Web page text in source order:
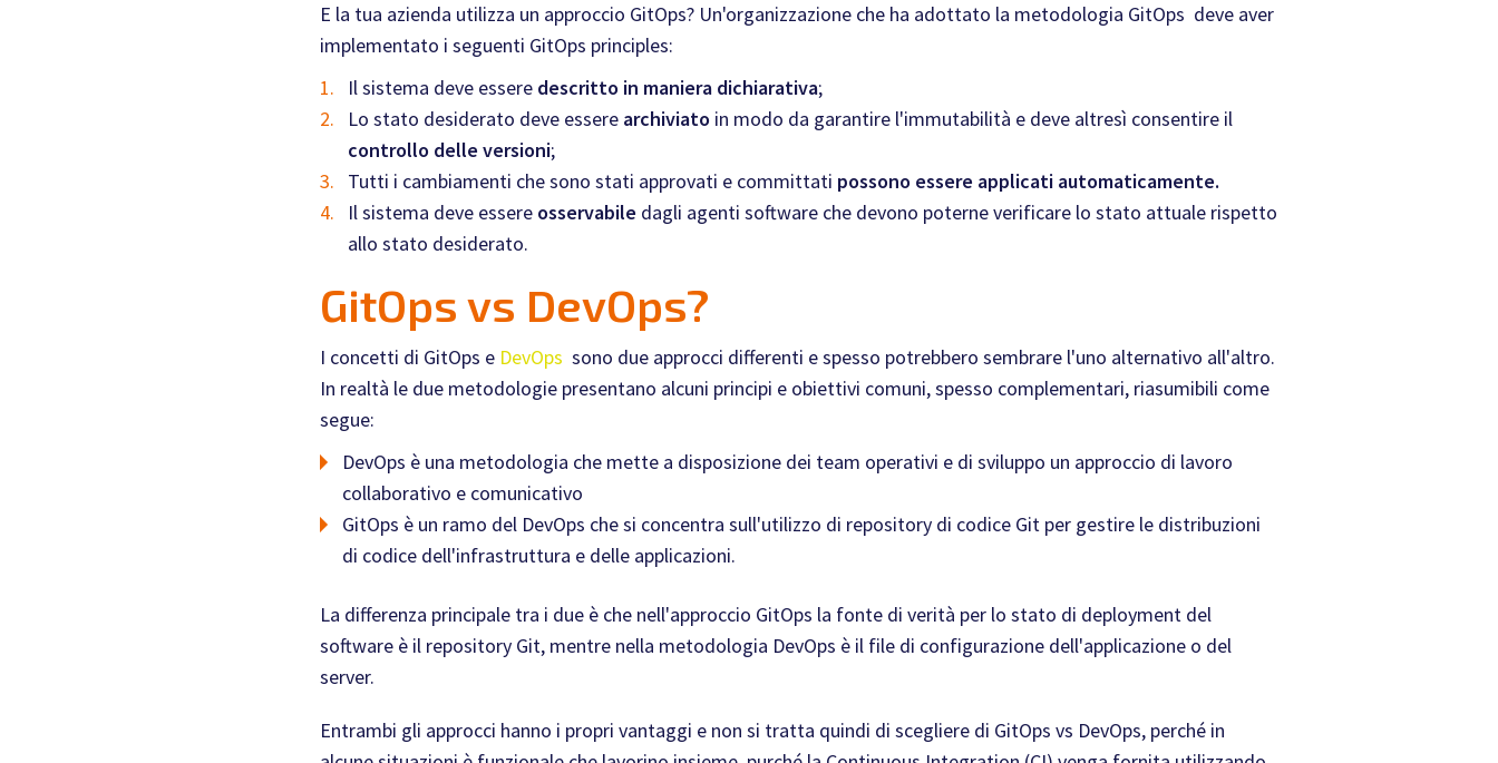
E la tua azienda utilizza un approccio GitOps? Un'organizzazione che ha adottato la metodologia GitOps deve aver
implementato i seguenti GitOps principles:
Il sistema deve essere descritto in maniera dichiarativa;
Lo stato desiderato deve essere archiviato in modo da garantire l'immutabilità e deve altresì consentire il
controllo delle versioni;
Tutti i cambiamenti che sono stati approvati e committati possono essere applicati automaticamente.
Il sistema deve essere osservabile dagli agenti software che devono poterne verificare lo stato attuale rispetto
allo stato desiderato.
GitOps vs DevOps?
I concetti di GitOps e DevOps sono due approcci differenti e spesso potrebbero sembrare l'uno alternativo all'altro.
In realtà le due metodologie presentano alcuni principi e obiettivi comuni, spesso complementari, riasumibili come
segue:
DevOps è una metodologia che mette a disposizione dei team operativi e di sviluppo un approccio di lavoro
collaborativo e comunicativo
GitOps è un ramo del DevOps che si concentra sull'utilizzo di repository di codice Git per gestire le distribuzioni
di codice dell'infrastruttura e delle applicazioni.
La differenza principale tra i due è che nell'approccio GitOps la fonte di verità per lo stato di deployment del
software è il repository Git, mentre nella metodologia DevOps è il file di configurazione dell'applicazione o del
server.
Entrambi gli approcci hanno i propri vantaggi e non si tratta quindi di scegliere di GitOps vs DevOps, perché in